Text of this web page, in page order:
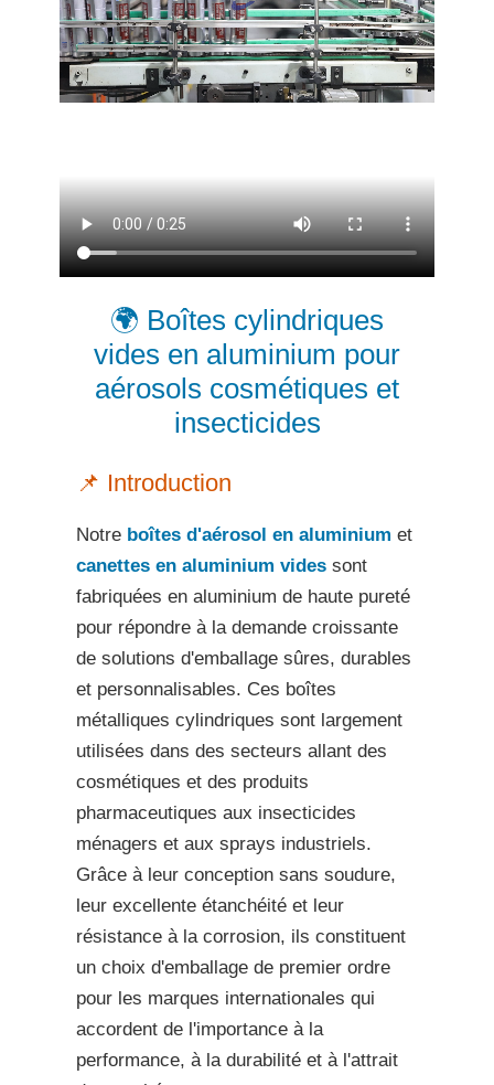
🌍 Boîtes cylindriques
vides en aluminium pour
aérosols cosmétiques et
insecticides
📌 Introduction
Notre boîtes d'aérosol en aluminium et
canettes en aluminium vides sont
fabriquées en aluminium de haute pureté
pour répondre à la demande croissante
de solutions d'emballage sûres, durables
et personnalisables. Ces boîtes
métalliques cylindriques sont largement
utilisées dans des secteurs allant des
cosmétiques et des produits
pharmaceutiques aux insecticides
ménagers et aux sprays industriels.
Grâce à leur conception sans soudure,
leur excellente étanchéité et leur
résistance à la corrosion, ils constituent
un choix d'emballage de premier ordre
pour les marques internationales qui
accordent de l'importance à la
performance, à la durabilité et à l'attrait